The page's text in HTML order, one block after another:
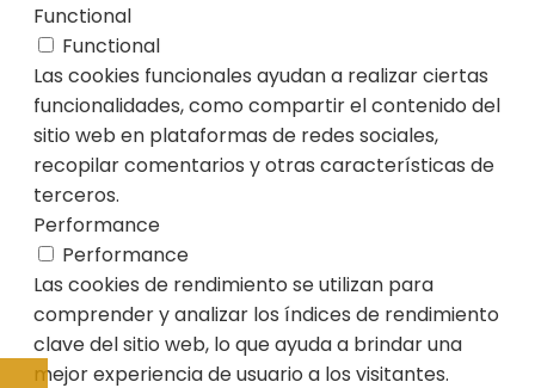
Functional
Functional
Las cookies funcionales ayudan a realizar ciertas
funcionalidades, como compartir el contenido del
sitio web en plataformas de redes sociales,
recopilar comentarios y otras características de
terceros.
Performance
Performance
Las cookies de rendimiento se utilizan para
comprender y analizar los índices de rendimiento
clave del sitio web, lo que ayuda a brindar una
mejor experiencia de usuario a los visitantes.